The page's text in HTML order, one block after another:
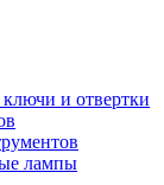
и отвертки
лампы